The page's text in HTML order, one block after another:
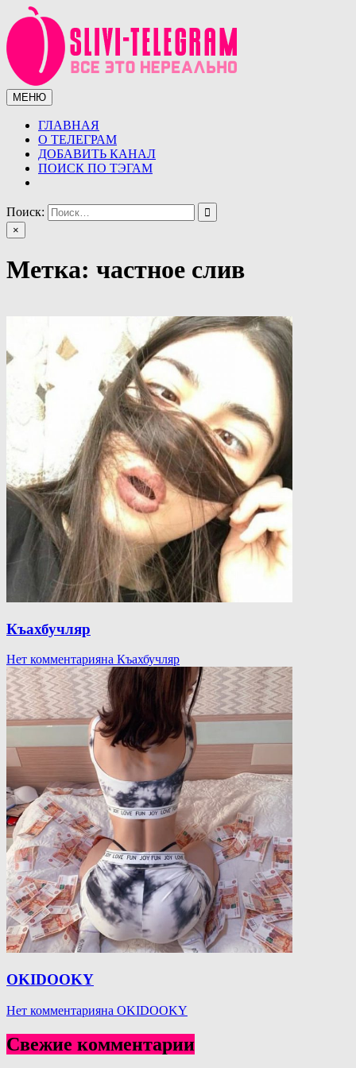
Перейти
к
содержимому
Сливы телеграмм (telegram)
Сливы ТГ (telegram) от курсов до слив знаменитостей.
Уникальная база слив ТГ
МЕНЮ
ГЛАВНАЯ
О ТЕЛЕГРАМ
ДОБАВИТЬ КАНАЛ
ПОИСК ПО ТЭГАМ
Поиск:
×
Метка: частное слив
Къахбучляр
Нет комментарияна Къахбучляр
OKIDOOKY
Нет комментарияна OKIDOOKY
Свежие комментарии